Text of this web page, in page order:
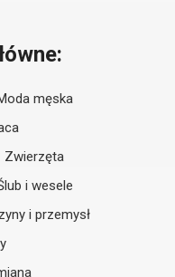
męska
Zwierzęta
i wesele
i przemysł